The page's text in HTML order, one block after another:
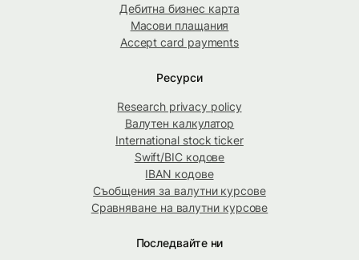
Дебитна бизнес карта
Масови плащания
Accept card payments
Ресурси
Research privacy policy
Валутен калкулатор
International stock ticker
Swift/BIC кодове
IBAN кодове
Съобщения за валутни курсове
Сравняване на валутни курсове
Последвайте ни